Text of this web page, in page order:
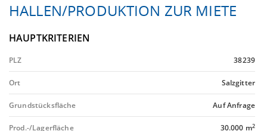
HALLEN/PRODUKTION ZUR MIETE
HAUPTKRITERIEN
PLZ 38239
Ort Salzgitter
Grundstücksfläche Auf Anfrage
Prod.-/Lagerfläche 30.000 m2